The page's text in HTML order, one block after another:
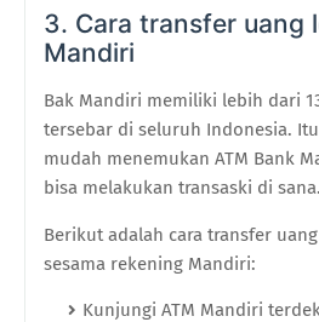
3. Cara transfer uang
Mandiri
Bak Mandiri memiliki lebih dari
tersebar di seluruh Indonesia.
mudah menemukan ATM Bank
bisa melakukan transaski di sana.
Berikut adalah cara transfer
sesama rekening Mandiri:
Kunjungi ATM Mandiri